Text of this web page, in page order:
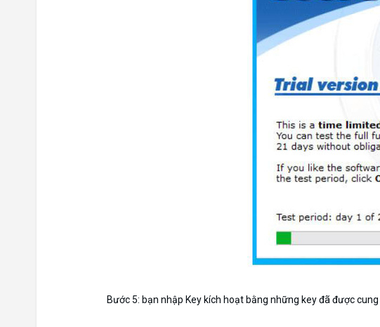
Bước 5: bạn nhập Key kích hoạt bằng những key đã được